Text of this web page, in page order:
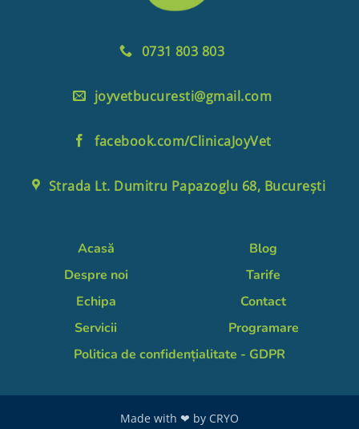
0731 803 803
joyvetbucuresti@gmail.com
facebook.com/ClinicaJoyVet
Strada Lt. Dumitru Papazoglu 68, București
Acasă
Despre noi
Echipa
Servicii
Blog
Tarife
Contact
Programare
Politica de confidențialitate - GDPR
Made with ❤ by CRYO